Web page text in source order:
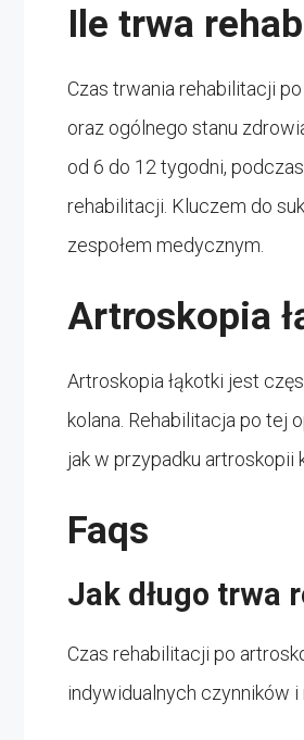
Ile trwa
Czas trwania rehabilitacji
oraz ogólnego stanu
od 6 do 12 tygodni,
rehabilitacji. Kluczem do
zespołem medycznym.
Artroskopia
Artroskopia łąkotki jest
kolana. Rehabilitacja po tej
jak w przypadku
Faqs
Jak długo trwa
Czas rehabilitacji po
indywidualnych czynników i